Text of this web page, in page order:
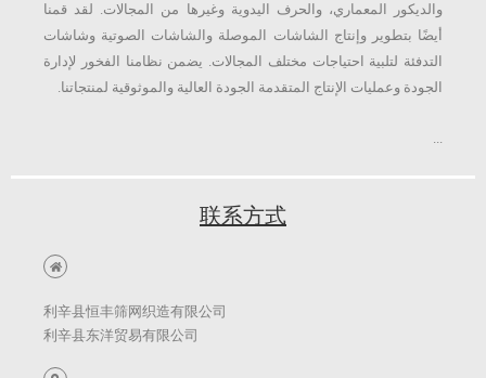
والديكور المعماري، والحرف اليدوية وغيرها من المجالات. لقد قمنا
أيضًا بتطوير وإنتاج الشاشات الموصلة والشاشات الصوتية وشاشات
التدفئة لتلبية احتياجات مختلف المجالات. يضمن نظامنا الفخور لإدارة
الجودة وعمليات الإنتاج المتقدمة الجودة العالية والموثوقية لمنتجاتنا.
联系方式
利辛县恒丰筛网织造有限公司
利辛县东洋贸易有限公司